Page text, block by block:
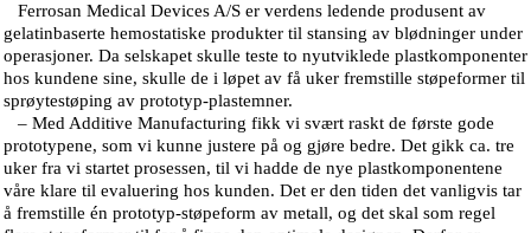
Ferrosan Medical Devices A/S er verdens ledende produsent av
gelatinbaserte hemostatiske produkter til stansing av blødninger under
operasjoner. Da selskapet skulle teste to nyutviklede plastkomponenter
hos kundene sine, skulle de i løpet av få uker fremstille støpeformer til
sprøytestøping av prototyp-plastemner.
– Med Additive Manufacturing fikk vi svært raskt de første gode
prototypene, som vi kunne justere på og gjøre bedre. Det gikk ca. tre
uker fra vi startet prosessen, til vi hadde de nye plastkomponentene
våre klare til evaluering hos kunden. Det er den tiden det vanligvis tar
å fremstille én prototyp-støpeform av metall, og det skal som regel